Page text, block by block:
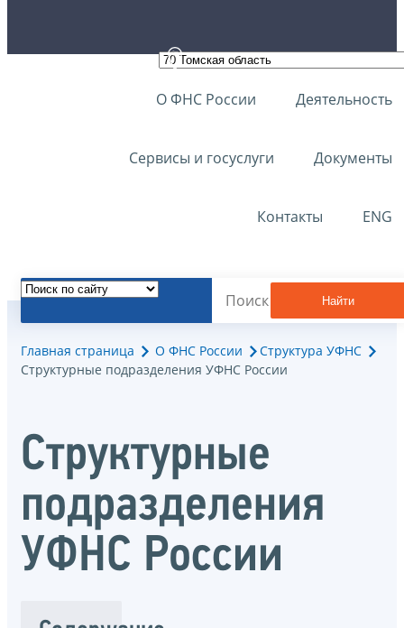
О ФНС России Деятельность
Сервисы и госуслуги Документы
Контакты ENG
Найти
Главная страница О ФНС России
Структура УФНС
Структурные подразделения УФНС России
Структурные
подразделения
УФНС России